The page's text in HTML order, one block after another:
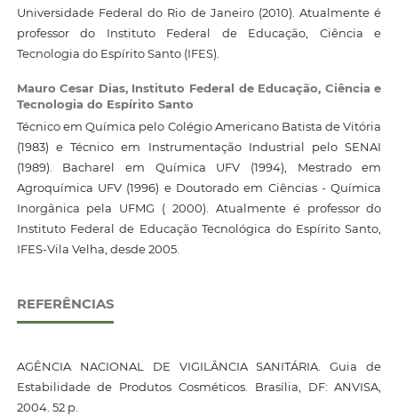
Universidade Federal do Rio de Janeiro (2010). Atualmente é
professor do Instituto Federal de Educação, Ciência e
Tecnologia do Espírito Santo (IFES).
Mauro Cesar Dias, Instituto Federal de Educação, Ciência e
Tecnologia do Espírito Santo
Técnico em Química pelo Colégio Americano Batista de Vitória
(1983) e Técnico em Instrumentação Industrial pelo SENAI
(1989). Bacharel em Química UFV (1994), Mestrado em
Agroquímica UFV (1996) e Doutorado em Ciências - Química
Inorgânica pela UFMG ( 2000). Atualmente é professor do
Instituto Federal de Educação Tecnológica do Espírito Santo,
IFES-Vila Velha, desde 2005.
REFERÊNCIAS
AGÊNCIA NACIONAL DE VIGILÂNCIA SANITÁRIA. Guia de
Estabilidade de Produtos Cosméticos. Brasília, DF: ANVISA,
2004. 52 p.